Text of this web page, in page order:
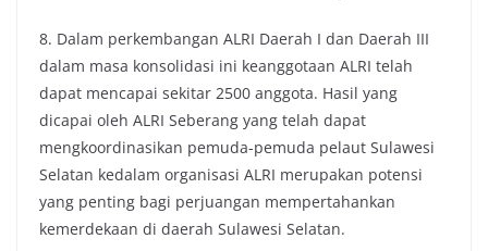
8. Dalam perkembangan ALRI Daerah I dan Daerah III
dalam masa konsolidasi ini keanggotaan ALRI telah
dapat mencapai sekitar 2500 anggota. Hasil yang
dicapai oleh ALRI Seberang yang telah dapat
mengkoordinasikan pemuda-pemuda pelaut Sulawesi
Selatan kedalam organisasi ALRI merupakan potensi
yang penting bagi perjuangan mempertahankan
kemerdekaan di daerah Sulawesi Selatan.